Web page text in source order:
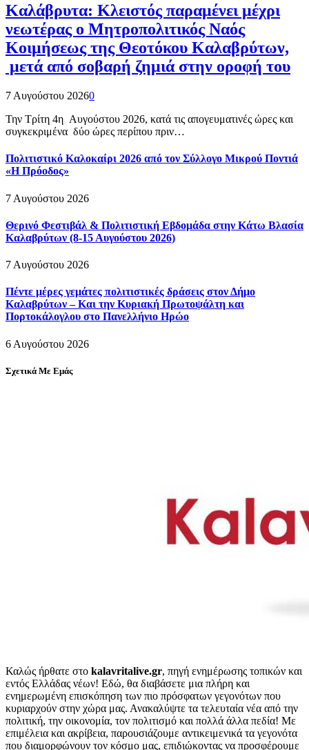
Καλάβρυτα: Κλειστός παραμένει μέχρι
νεωτέρας ο Μητροπολιτικός Ναός
Κοιμήσεως της Θεοτόκου Καλαβρύτων,
μετά από σοβαρή ζημιά στην οροφή του
7 Αυγούστου 20260
Την Τρίτη 4η Αυγούστου 2026, κατά τις απογευματινές ώρες και
συγκεκριμένα δύο ώρες περίπου πριν…
Πολιτιστικό Καλοκαίρι 2026 από τον Σύλλογο Μικρού Ποντιά
«Η Πρόοδος»
7 Αυγούστου 2026
Θερινό Φεστιβάλ & Πολιτιστική Εβδομάδα στην Κάτω Βλασία
Καλαβρύτων (8-15 Αυγούστου 2026)
7 Αυγούστου 2026
Πέντε μέρες γεμάτες πολιτιστικές δράσεις στον Δήμο
Καλαβρύτων – Και την Κυριακή Πρωτοψάλτη και
Πορτοκάλογλου στο Πανελλήνιο Ηρώο
6 Αυγούστου 2026
Σχετικά Με Εμάς
Καλώς ήρθατε στο kalavritalive.gr, πηγή ενημέρωσης τοπικών και
εντός Ελλάδας νέων! Εδώ, θα διαβάσετε μια πλήρη και
ενημερωμένη επισκόπηση των πιο πρόσφατων γεγονότων που
κυριαρχούν στην χώρα μας. Ανακαλύψτε τα τελευταία νέα από την
πολιτική, την οικονομία, τον πολιτισμό και πολλά άλλα πεδία! Με
επιμέλεια και ακρίβεια, παρουσιάζουμε αντικειμενικά τα γεγονότα
που διαμορφώνουν τον κόσμο μας, επιδιώκοντας να προσφέρουμε